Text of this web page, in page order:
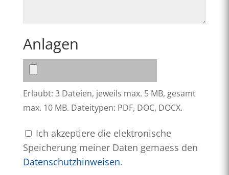
Anlagen
Erlaubt: 3 Dateien, jeweils max. 5 MB, gesamt
max. 10 MB. Dateitypen: PDF, DOC, DOCX.
Ich akzeptiere die elektronische
Speicherung meiner Daten gemaess den
Datenschutzhinweisen.